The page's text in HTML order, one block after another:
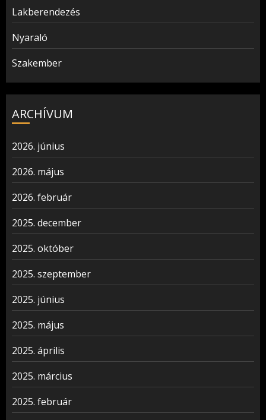
Lakberendezés
Nyaraló
Szakember
ARCHÍVUM
2026. június
2026. május
2026. február
2025. december
2025. október
2025. szeptember
2025. június
2025. május
2025. április
2025. március
2025. február